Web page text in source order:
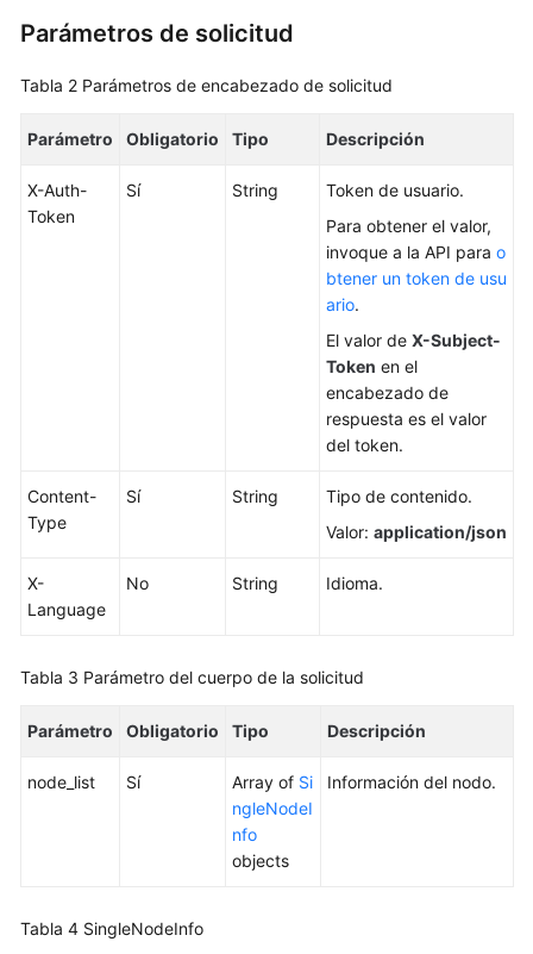
API
de
instancias
una
de
de
una
Parámetros de solicitud
Tabla 2 Parámetros de encabezado de solicitud
Parámetro Obligatorio Tipo Descripción
X-Auth-
Token
Sí String
Token de usuario.
Para obtener el valor,
invoque a la API para o
btener un token de usu
ario.
El valor de X-Subject-
Token en el
encabezado de
respuesta es el valor
del token.
Content-
Type
Sí String
Tipo de contenido.
Valor: application/json
X-
Language
No String Idioma.
Tabla 3 Parámetro del cuerpo de la solicitud
Parámetro Obligatorio Tipo Descripción
node_list Sí Array of Si
ngleNodeI
nfo
objects
Información del nodo.
Tabla 4 SingleNodeInfo